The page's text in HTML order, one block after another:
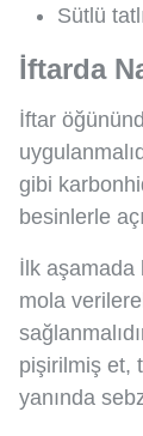
Sütlü
İftarda
İftar
gibi
besinlerle
İlk aşamada
mola
pişirilmiş et,
yanında